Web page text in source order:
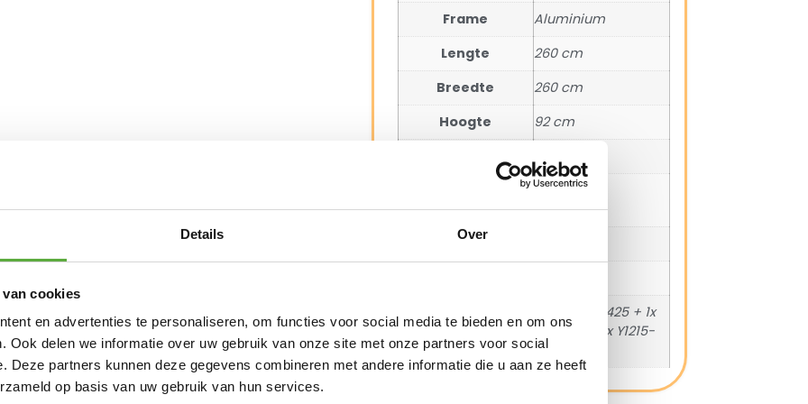
Details Over
cookies
en advertenties te personaliseren, om functies voor social media te bieden en om ons
Ook delen we informatie over uw gebruik van onze site met onze partners voor social
Deze partners kunnen deze gegevens combineren met andere informatie die u aan ze heeft
op basis van uw gebruik van hun services.
de natuur, rust, ruimte, relaxed. Deze
die u onderling kunt combineren tot een
relaxation’ in optima forma.
coating.
hoge en schuine rug. Lekker loungen en
frame met comfortabele kussens. De
hoogwaardige kwaliteit. De hoezen zijn
heeft deze Olefin stof een zeer hoge
De vullingen hebben een hoge dichtheid
Frame
Aluminium
Lengte
260 cm
Breedte
260 cm
Hoogte
92 cm
zitplaatsen
5
Zit hoogte
SKU
1x Y1213-19/425 + 1x
Y1138-19 + 1x Y1215-
19/425